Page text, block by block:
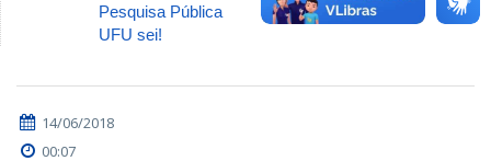
Pesquisa Pública
UFU sei!
14/06/2018
00:07